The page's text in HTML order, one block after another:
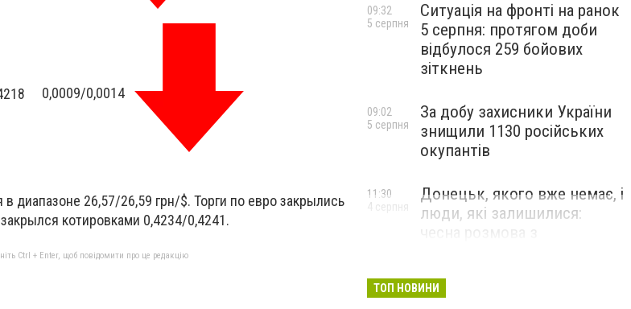
0,0009/0,0014
диапазоне 26,57/26,59 грн/$. Торги по евро закрылись
котировками 0,4234/0,4241.
Ctrl + Enter, щоб повідомити про це редакцію
Ситуація на фронті на ранок
5 серпня: протягом доби
відбулося 259 бойових
зіткнень
09:32
5 серпня
За добу захисники України
знищили 1130 російських
окупантів
09:02
5 серпня
Донецьк, якого вже немає, і
люди, які залишилися:
11:30
4 серпня
ТОП НОВИНИ